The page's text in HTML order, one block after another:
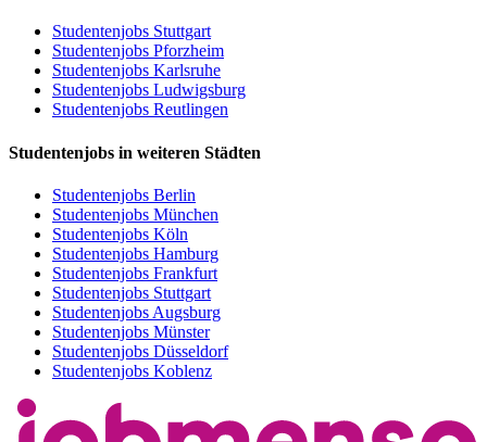
Studentenjobs Stuttgart
Studentenjobs Pforzheim
Studentenjobs Karlsruhe
Studentenjobs Ludwigsburg
Studentenjobs Reutlingen
Studentenjobs in weiteren Städten
Studentenjobs Berlin
Studentenjobs München
Studentenjobs Köln
Studentenjobs Hamburg
Studentenjobs Frankfurt
Studentenjobs Stuttgart
Studentenjobs Augsburg
Studentenjobs Münster
Studentenjobs Düsseldorf
Studentenjobs Koblenz